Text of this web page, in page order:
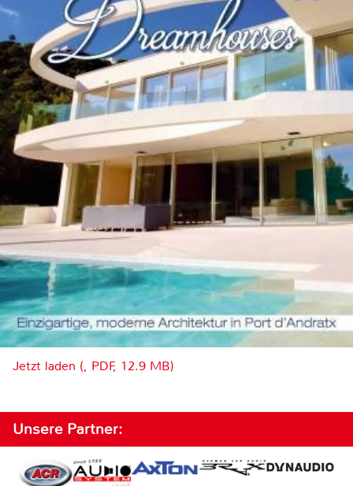
Jetzt laden (, PDF, 12.9 MB)
Unsere Partner: